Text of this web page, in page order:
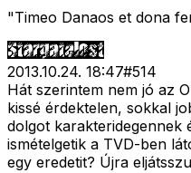
"Timeo Danaos et dona
2013.10.24. 18:47#514
Hát szerintem nem jó az
kissé érdektelen, sokkal
dolgot karakteridegennek
ismételgetik a TVD-ben
egy eredetit? Újra